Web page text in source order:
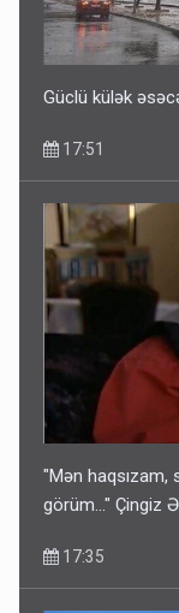
əvvəl diqqətli
10:56
Güclü külək
17:51
"Mən haqsızam,
görüm..." Çingiz
17:35